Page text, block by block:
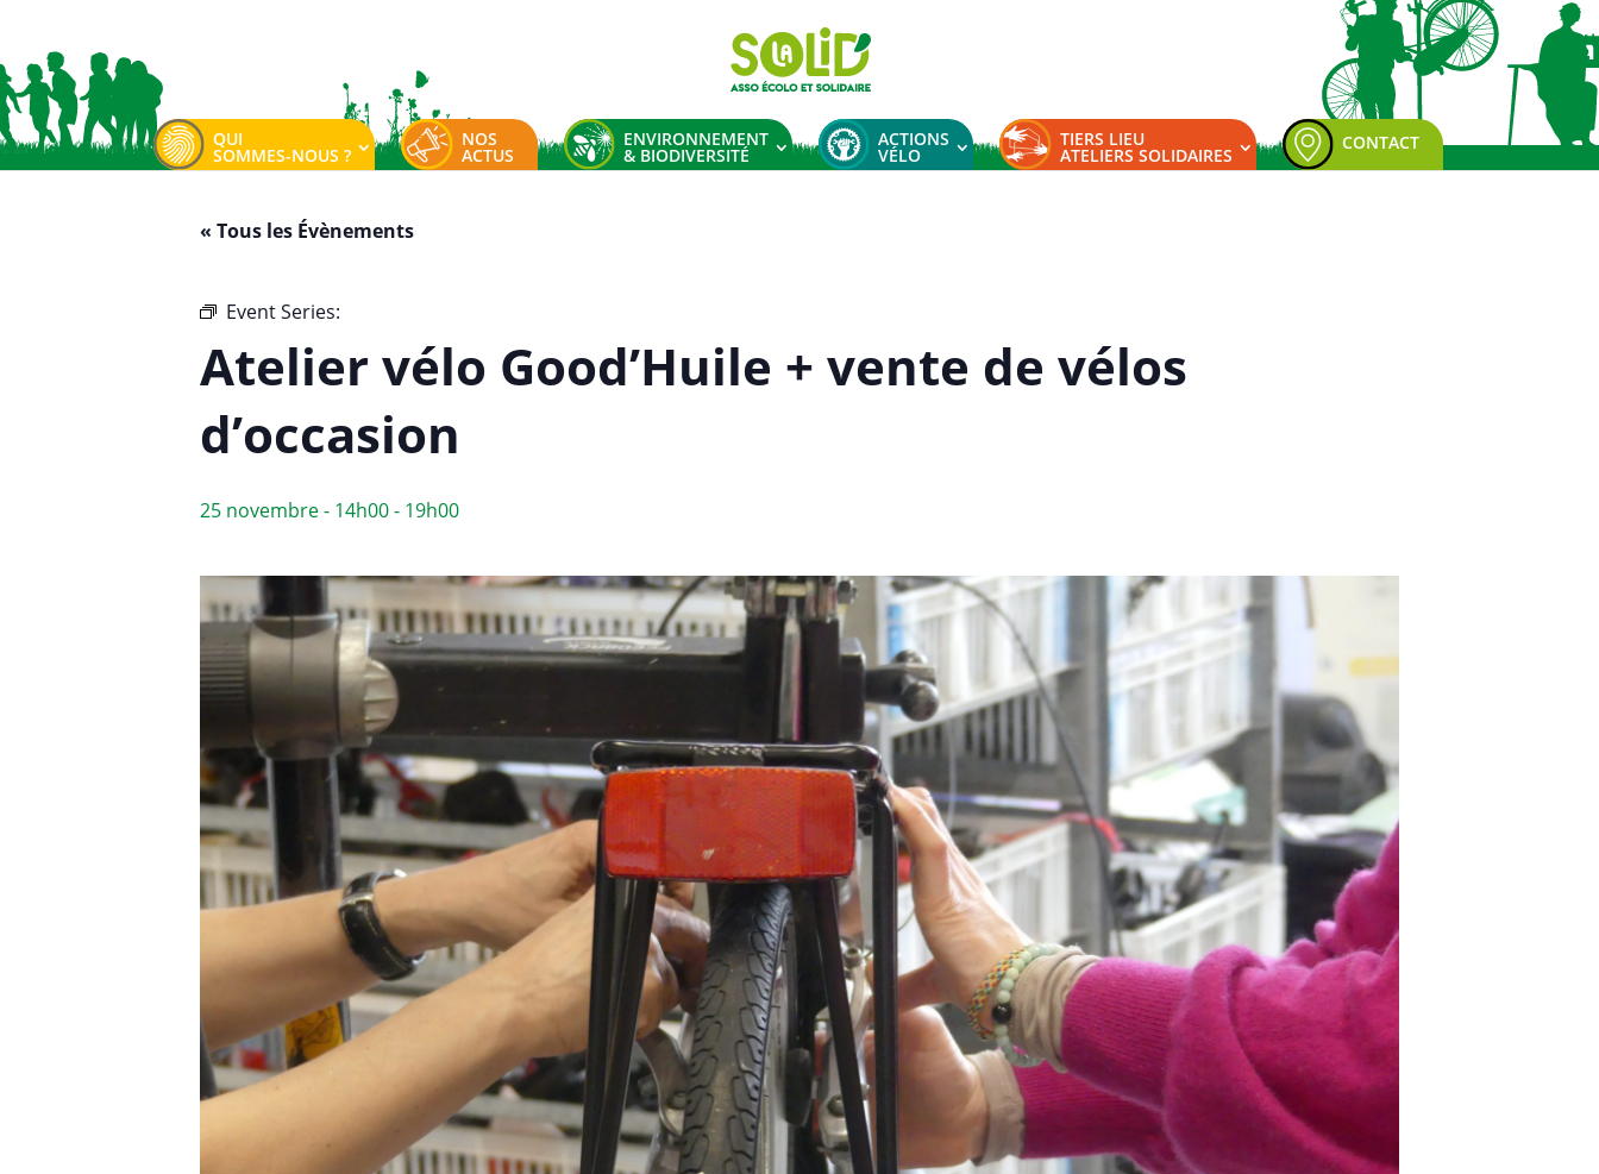
QUI
SOMMES-NOUS ?
NOS
ACTUS
ENVIRONNEMENT
& BIODIVERSITÉ
ACTIONS
VÉLO
TIERS LIEU
ATELIERS SOLIDAIRES
CONTACT
« Tous les Évènements
Event Series:
Atelier vélo Good’Huile + vente de vélos
d’occasion
25 novembre - 14h00- 19h00